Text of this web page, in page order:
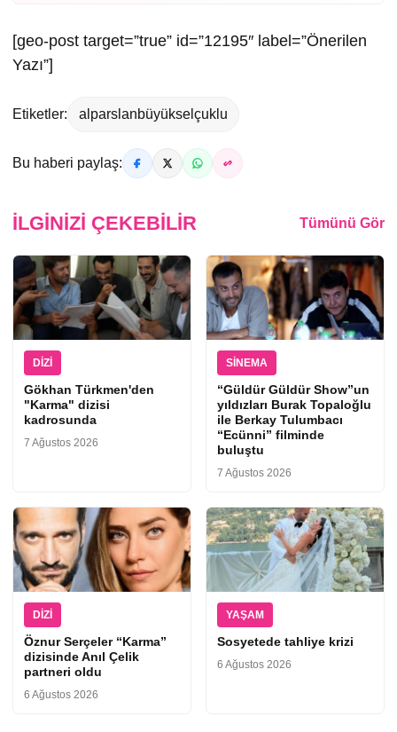
[geo-post target=”true” id=”12195″ label=”Önerilen
Yazı”]
Etiketler: alparslanbüyükselçuklu
Bu haberi paylaş:
İLGINIZI ÇEKEBILIR Tümünü Gör
DIZI
Gökhan Türkmen'den
"Karma" dizisi
kadrosunda
7 Ağustos 2026
SINEMA
“Güldür Güldür Show”un
yıldızları Burak Topaloğlu
ile Berkay Tulumbacı
“Ecünni” filminde
buluştu
7 Ağustos 2026
DIZI
Öznur Serçeler “Karma”
dizisinde Anıl Çelik
partneri oldu
6 Ağustos 2026
YAŞAM
Sosyetede tahliye krizi
6 Ağustos 2026